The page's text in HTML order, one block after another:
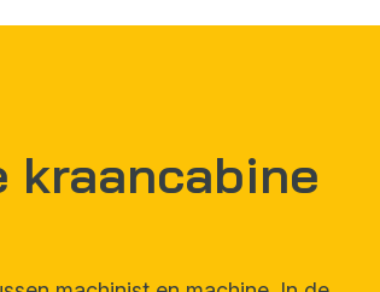
kraancabine